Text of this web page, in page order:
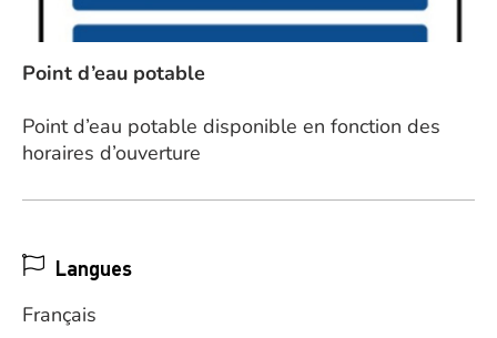
Point d’eau potable
Point d’eau potable disponible en fonction des
horaires d’ouverture
Langues
Français